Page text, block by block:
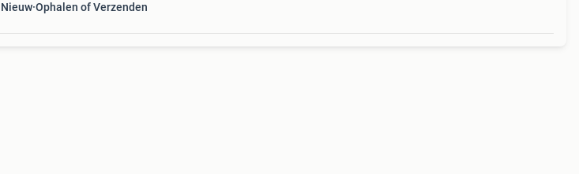
Nieuw Ophalen of Verzenden